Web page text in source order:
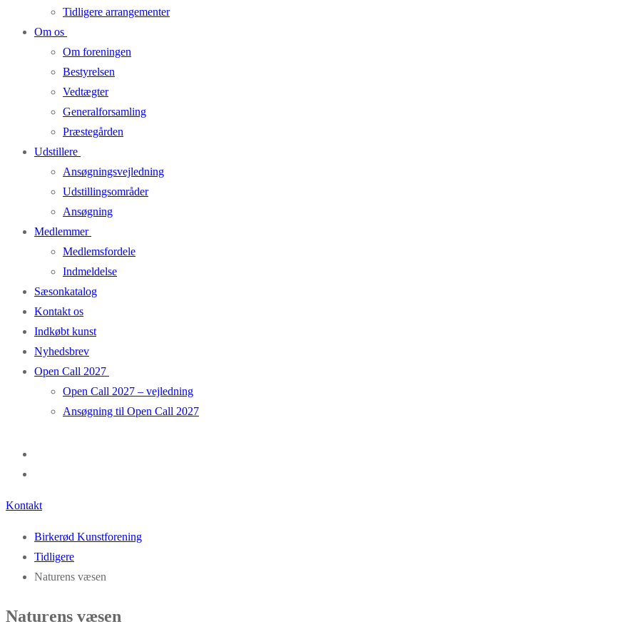
Tidligere arrangementer
Om os
Om foreningen
Bestyrelsen
Vedtægter
Generalforsamling
Præstegården
Udstillere
Ansøgningsvejledning
Udstillingsområder
Ansøgning
Medlemmer
Medlemsfordele
Indmeldelse
Sæsonkatalog
Kontakt os
Indkøbt kunst
Nyhedsbrev
Open Call 2027
Open Call 2027 – vejledning
Ansøgning til Open Call 2027
Kontakt
Birkerød Kunstforening
Tidligere
Naturens væsen
Naturens væsen